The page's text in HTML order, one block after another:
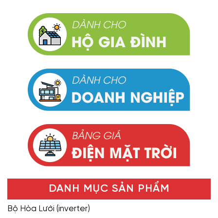
DANH MỤC SẢN PHẨM
Bộ Hòa Lưới (inverter)